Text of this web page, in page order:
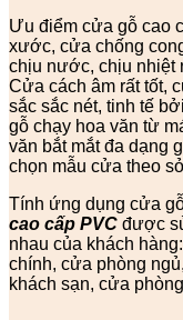
Ưu điểm cửa gỗ cao
xước, cửa chống
chịu nước, chịu nhiệt
Cửa cách âm rất tốt,
sắc sắc nét, tinh tế
gỗ chạy hoa văn từ
văn bắt mắt đa dạng
chọn mẫu cửa theo
Tính ứng dụng cửa
cao cấp PVC được
nhau của khách
chính, cửa phòng
khách sạn, cửa